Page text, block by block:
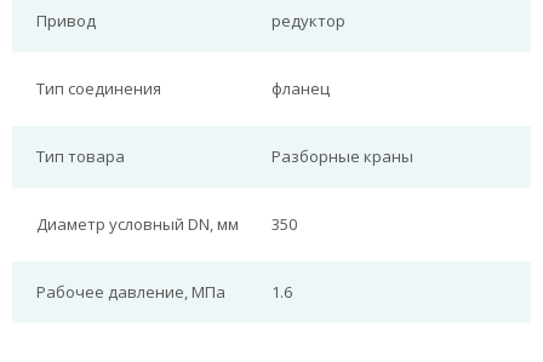
Привод редуктор
Тип соединения фланец
Тип товара Разборные краны
Диаметр условный DN, мм 350
Рабочее давление, МПа 1.6